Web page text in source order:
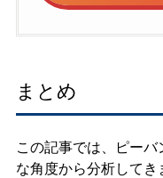
まとめ
この記事では、ピー
な角度から分析してき